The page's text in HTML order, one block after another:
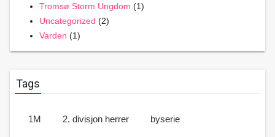
Tromsø Storm Ungdom (1)
Uncategorized (2)
Varden (1)
Tags
1M 2. divisjon herrer byserie